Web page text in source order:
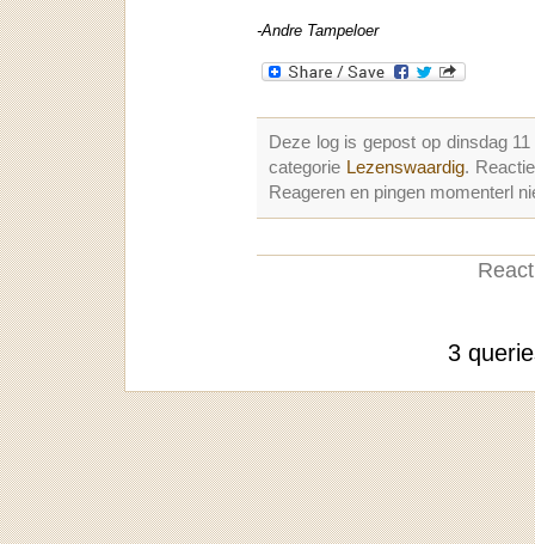
-Andre Tampeloer
Deze log is gepost op dinsdag
categorie Lezenswaardig.
Reageren en pingen momenterl
3